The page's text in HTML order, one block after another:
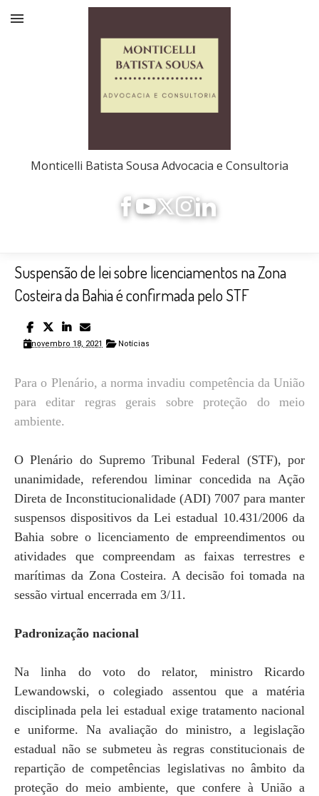
Monticelli Batista Sousa Advocacia e Consultoria
Suspensão de lei sobre licenciamentos na Zona
Costeira da Bahia é confirmada pelo STF
novembro 18, 2021 Notícias
Para o Plenário, a norma invadiu competência da União
para editar regras gerais sobre proteção do meio
ambiente.
O Plenário do Supremo Tribunal Federal (STF), por
unanimidade, referendou liminar concedida na Ação
Direta de Inconstitucionalidade (ADI) 7007 para manter
suspensos dispositivos da Lei estadual 10.431/2006 da
Bahia sobre o licenciamento de empreendimentos ou
atividades que compreendam as faixas terrestres e
marítimas da Zona Costeira. A decisão foi tomada na
sessão virtual encerrada em 3/11.
Padronização nacional
Na linha do voto do relator, ministro Ricardo
Lewandowski, o colegiado assentou que a matéria
disciplinada pela lei estadual exige tratamento nacional
e uniforme. Na avaliação do ministro, a legislação
estadual não se submeteu às regras constitucionais de
repartição de competências legislativas no âmbito da
proteção do meio ambiente, que confere à União a